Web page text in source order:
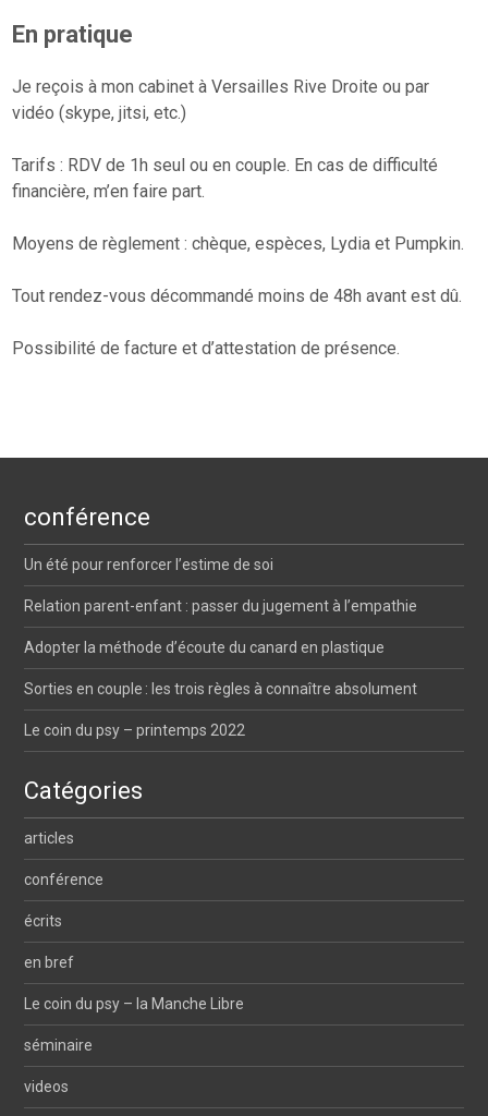
En pratique
Je reçois à mon cabinet à Versailles Rive Droite ou par
vidéo (skype, jitsi, etc.)
Tarifs : RDV de 1h seul ou en couple. En cas de difficulté
financière, m’en faire part.
Moyens de règlement : chèque, espèces, Lydia et Pumpkin.
Tout rendez-vous décommandé moins de 48h avant est dû.
Possibilité de facture et d’attestation de présence.
conférence
Un été pour renforcer l’estime de soi
Relation parent-enfant : passer du jugement à l’empathie
Adopter la méthode d’écoute du canard en plastique
Sorties en couple : les trois règles à connaître absolument
Le coin du psy – printemps 2022
Catégories
articles
conférence
écrits
en bref
Le coin du psy – la Manche Libre
séminaire
videos